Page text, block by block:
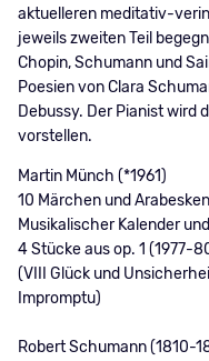
aktuelleren meditativ-
jeweils zweiten Teil
Chopin, Schumann und
Poesien von Clara
Debussy. Der Pianist wird
vorstellen.
Martin Münch (*1961)
10 Märchen und
Musikalischer Kalender
4 Stücke aus op. 1 (1977-
(VIII Glück und
Impromptu)
Robert Schumann (1810-